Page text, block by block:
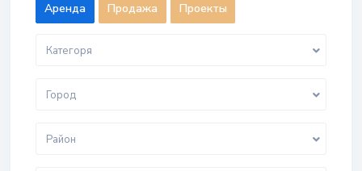
Aренда Продажа Проекты
Категоря
Город
Район